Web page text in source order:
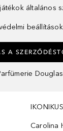
általános
beállítások
A
Carolina